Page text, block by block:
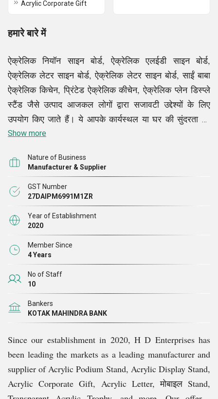
Acrylic Corporate Gift
हमारे बारे में
ऐक्रेलिक नियॉन साइन बोर्ड, ऐक्रेलिक एलईडी साइन बोर्ड,
ऐक्रेलिक लेटर साइन बोर्ड, ऐक्रेलिक लेटर साइन बोर्ड, साईं बाबा
ऐक्रेलिक किचेन, प्रिंटेड ऐक्रेलिक कीचेन, ऐक्रेलिक प्लेन डिस्प्ले
स्टैंड जैसे उत्पाद आजकल लोगों द्वारा सजावटी उद्देश्यों के लिए
उपयोग किए जाते हैं। ये आपके कार्यस्थल या घर की सुंदरता को
बढ़ाने में सक्षम हैं। इसके अलावा, वे किसी को देने के लिए बेहतरीन
को पूरा करने के लिए, हमारी कंपनी, एच डी एंटरप्राइजेज, की
स्थापना की गई थी। हालाँकि हमारी स्थापना को अभी दो साल से
थोड़ा अधिक समय हुआ है, फिर भी हमने उपर्युक्त उत्पादों के सबसे
विश्वसनीय निर्माताओं और आपूर्तिकर्ताओं में से एक के रूप में अपना
नाम बनायाहै।
Show more
Nature of Business
Manufacturer & Supplier
GST Number
27DAIPM6991M1ZR
Year of Establishment
2020
Member Since
4 Years
No of Staff
10
Bankers
KOTAK MAHINDRA BANK
Since our establishment in 2020, H D Enterprises has
been leading the markets as a leading manufacturer and
supplier of Acrylic Podium Stand, Acrylic Display Stand,
Acrylic Corporate Gift, Acrylic Letter, मोबाइल Stand,